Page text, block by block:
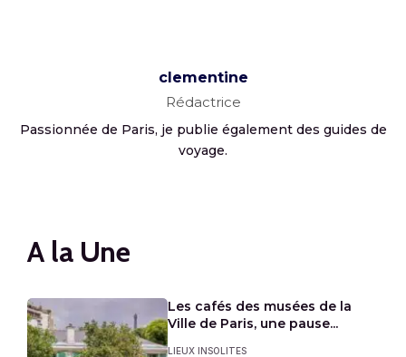
clementine
Rédactrice
Passionnée de Paris, je publie également des guides de
voyage.
A la Une
Les cafés des musées de la
Ville de Paris, une pause...
LIEUX INSOLITES